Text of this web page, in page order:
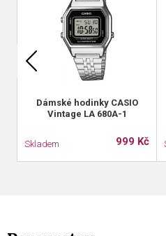
Dámské hodinky CASIO
Vintage LA 680A-1
Skladem 999 Kč